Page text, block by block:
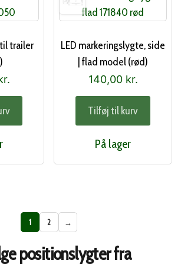
trailer
LED markeringslygte, side
| flad model (rød)
140,00 kr.
Tilføj til kurv
På lager
1 2 →
positionslygter fra